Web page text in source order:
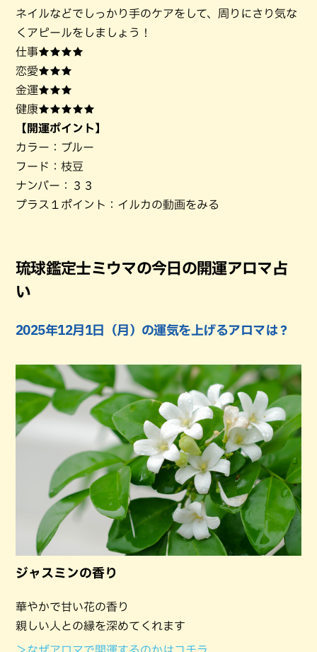
ネイルなどでしっかり手のケアをして、周りにさり気な
くアピールをしましょう！
仕事★★★★
恋愛★★★
金運★★★
健康★★★★★
【開運ポイント】
カラー：ブルー
フード：枝豆
ナンバー：３３
プラス１ポイント：イルカの動画をみる
琉球鑑定士ミウマの今日の開運アロマ占
い
2025年12月1日（月）の運気を上げるアロマは？
ジャスミンの香り
華やかで甘い花の香り
親しい人との縁を深めてくれます
＞なぜアロマで開運するのかはコチラ